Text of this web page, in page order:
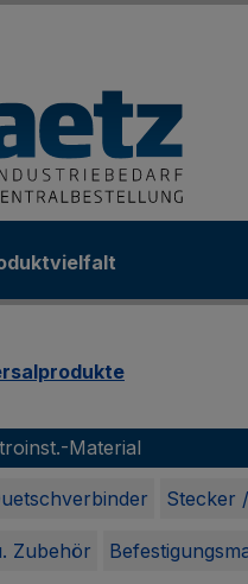
springen
Material
Stecker
Zubehör